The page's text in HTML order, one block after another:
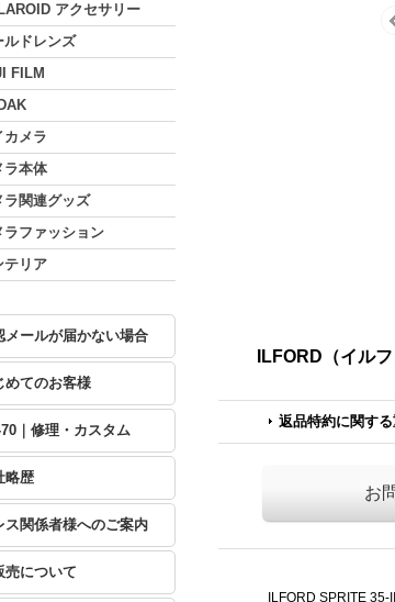
アクセサリー
ルドレンズ
FILM
カメラ
ラ本体
ラ関連グッズ
ラファッション
テリア
メールが届かない場合
めてのお客様
｜修理・カスタム
略歴
ス関係者様へのご案内
売について
ILFORD（イル
返品特約に関す
お
ILFORD SPRITE